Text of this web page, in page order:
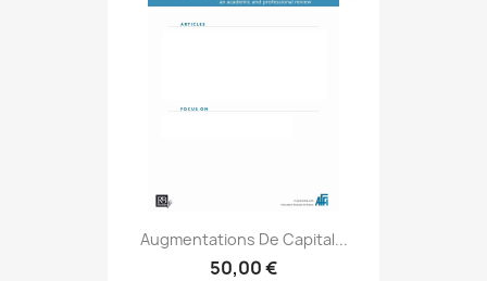
Augmentations De Capital...
50,00 €